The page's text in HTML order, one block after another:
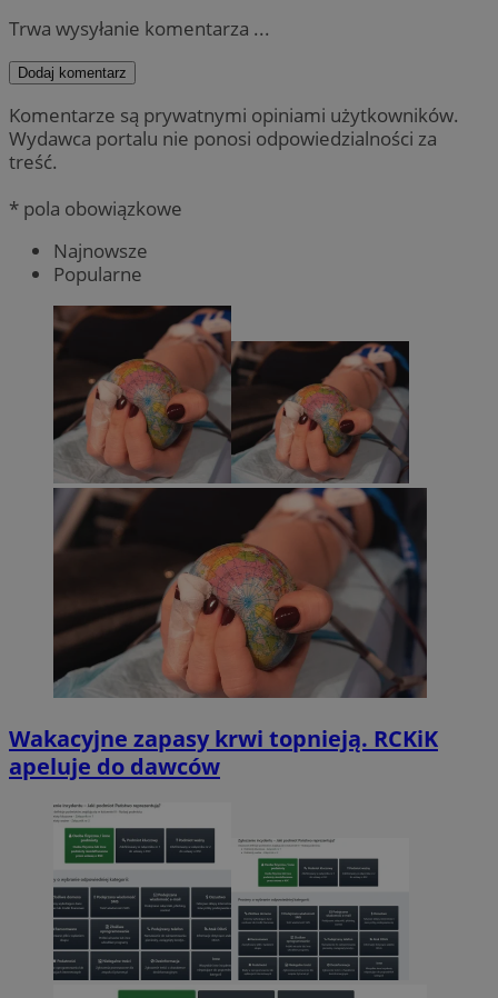
Trwa wysyłanie komentarza ...
Dodaj komentarz
Komentarze są prywatnymi opiniami użytkowników.
Wydawca portalu nie ponosi odpowiedzialności za
treść.
* pola obowiązkowe
Najnowsze
Popularne
Wakacyjne zapasy krwi topnieją. RCKiK
apeluje do dawców